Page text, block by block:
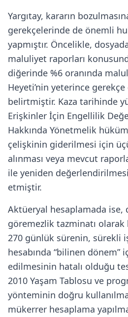
Yargıtay, kararın
gerekçelerinde de önemli
yapmıştır. Öncelikle,
maluliyet raporları
diğerinde %6 oranında
Heyeti’nin yeterince
belirtmiştir. Kaza tarihinde
Erişkinler İçin Engellilik
Hakkında Yönetmelik
çelişkinin giderilmesi için
alınması veya mevcut
ile yeniden
etmiştir.
Aktüeryal hesaplamada ise,
göremezlik tazminatı
270 günlük sürenin, sürekli
hesabında “bilinen dönem”
edilmesinin hatalı olduğu
2010 Yaşam Tablosu ve
yönteminin doğru
mükerrer hesaplama